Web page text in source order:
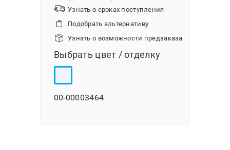
Узнать о сроках поступления
Подобрать альтернативу
Узнать о возможности предзаказа
Выбрать цвет / отделку
00-00003464